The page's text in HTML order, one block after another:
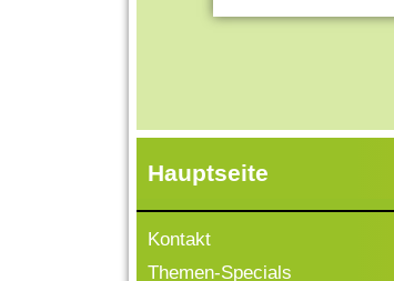
Hauptseite
Kontakt
Themen-Specials